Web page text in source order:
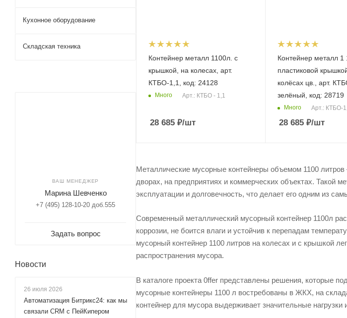
Контейнер металл 1100л. с
крышкой, на колесах, арт.
КТБО-1,1, код: 24128
Много Арт.: КТБО - 1,1
28 685 ₽/шт
Контейнер металл 1
пластиковой
колёсах цв., арт.
зелёный, код: 28719
Много Арт.: КТБО-
28 685₽/шт
Металлические мусорные контейнеры объемом 1100
дворах, на предприятиях и коммерческих объектах. Такой
эксплуатации и долговечность, что делает его одним из
Современный металлический мусорный контейнер 1100л
коррозии, не боится влаги и устойчив к перепадам
мусорный контейнер 1100 литров на колесах и с крышкой
распространения мусора.
В каталоге проекта 0ffer представлены решения, которые
мусорные контейнеры 1100 л востребованы в ЖКХ, на
контейнер для мусора выдерживает значительные
Кухонное оборудование
Складская техника
ВАШ МЕНЕДЖЕР
Марина Шевченко
+7 (495) 128-10-20 доб.555
Задать вопрос
Новости
26 июля 2026
Автоматизация Битрикс24: как мы
связали CRM с ПейКипером